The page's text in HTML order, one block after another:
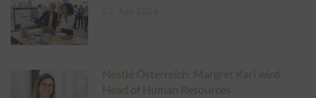
Nestlé Österreich: Margret Karl wird
Head of Human Resources